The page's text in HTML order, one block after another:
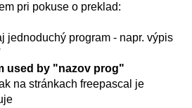
pri pokuse o preklad:
jednoduchý program - napr. výpis
used by "nazov prog"
na stránkach freepascal je